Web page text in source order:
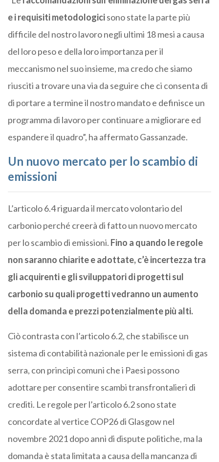
e i requisiti metodologicisono state la parte più
difficile del nostro lavoro negli ultimi 18 mesi a causa
del loro peso e della loro importanza per il
meccanismo nel suo insieme, ma credo che siamo
riusciti a trovare una via da seguire che ci consenta di
di portare a termine il nostro mandato e definisce un
programma di lavoro per continuare a migliorare ed
espandere il quadro”, ha affermato Gassanzade.
Un nuovo mercato per lo scambio di
emissioni
L’articolo 6.4 riguarda il mercato volontario del
carbonio perché creerà di fatto un nuovo mercato
per lo scambio di emissioni. Fino a quando le regole
non saranno chiarite e adottate, c’è incertezza tra
gli acquirenti e gli sviluppatori di progetti sul
carbonio su quali progetti vedranno un aumento
della domanda e prezzi potenzialmente più alti.
Ciò contrasta con l’articolo 6.2, che stabilisce un
sistema di contabilità nazionale per le emissioni di gas
serra, con principi comuni che i Paesi possono
adottare per consentire scambi transfrontalieri di
crediti. Le regole per l’articolo 6.2 sono state
concordate al vertice COP26 di Glasgow nel
novembre 2021 dopo anni di dispute politiche, ma la
domanda è stata limitata a causa della mancanza di